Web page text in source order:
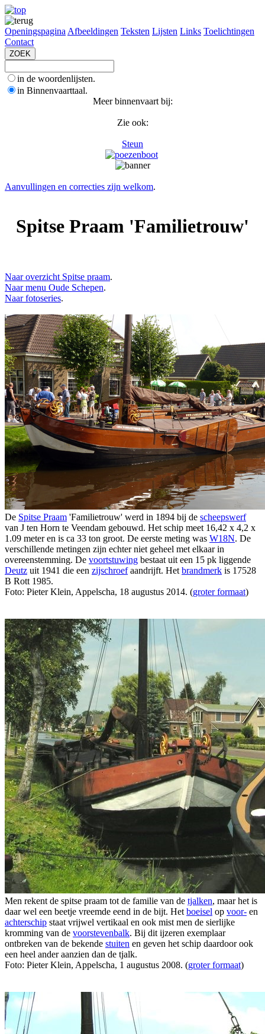
Openingspagina Afbeeldingen Teksten Lijsten Links Toelichtingen
Contact
in de woordenlijsten.
in Binnenvaarttaal.
Meer binnenvaart bij:
Zie ook:
Steun
Aanvullingen en correcties zijn welkom.
Spitse Praam 'Familietrouw'
Naar overzicht Spitse praam.
Naar menu Oude Schepen.
Naar fotoseries.
De Spitse Praam 'Familietrouw' werd in 1894 bij de scheepswerf
van J ten Horn te Veendam gebouwd. Het schip meet 16,42 x 4,2 x
1.09 meter en is ca 33 ton groot. De eerste meting was W18N. De
verschillende metingen zijn echter niet geheel met elkaar in
overeenstemming. De voortstuwing bestaat uit een 15 pk liggende
Deutz uit 1941 die een zijschroefaandrijft. Het brandmerk is 17528
B Rott 1985.
Foto: Pieter Klein, Appelscha, 18 augustus 2014. (groter formaat)
Men rekent de spitse praam tot de familie van de tjalken, maar het is
daar wel een beetje vreemde eend in de bijt. Het boeisel op voor- en
achterschip staat vrijwel vertikaal en ook mist men de sierlijke
kromming van de voorstevenbalk. Bij dit ijzeren exemplaar
ontbreken van de bekende stuiten en geven het schip daardoor ook
een heel ander aanzien dan de tjalk.
Foto: Pieter Klein, Appelscha, 1 augustus 2008. (groter formaat)